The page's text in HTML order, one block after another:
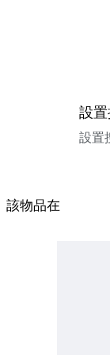
設
設置
該物品在